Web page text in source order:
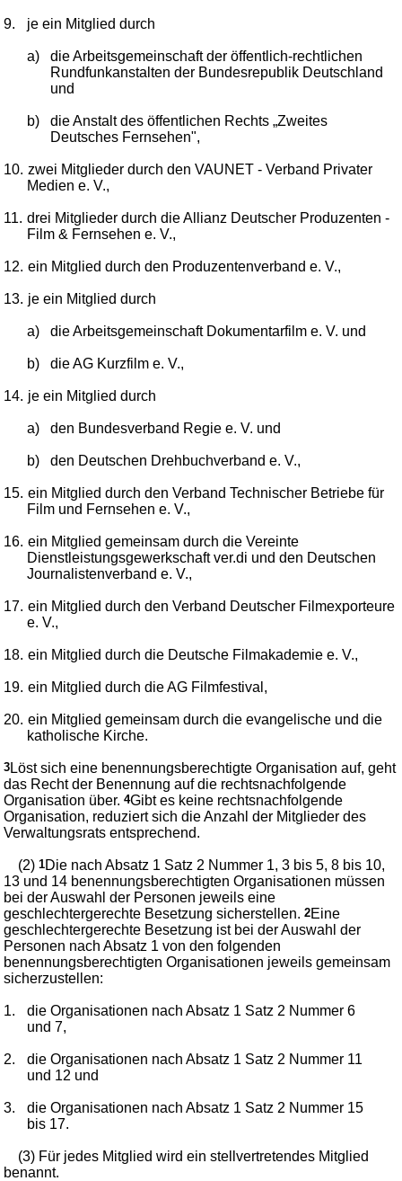
9. je ein Mitglied durch
a)
die Arbeitsgemeinschaft der öffentlich-rechtlichen
Rundfunkanstalten der Bundesrepublik Deutschland
und
b)
die Anstalt des öffentlichen Rechts „Zweites
Deutsches Fernsehen",
10. zwei Mitglieder durch den VAUNET - Verband Privater
Medien e. V.,
11. drei Mitglieder durch die Allianz Deutscher Produzenten -
Film & Fernsehen e. V.,
12. ein Mitglied durch den Produzentenverband e. V.,
13. je ein Mitglied durch
a) die Arbeitsgemeinschaft Dokumentarfilm e. V. und
b) die AG Kurzfilm e. V.,
14. je ein Mitglied durch
a) den Bundesverband Regie e. V. und
b) den Deutschen Drehbuchverband e. V.,
15. ein Mitglied durch den Verband Technischer Betriebe für
Film und Fernsehen e. V.,
16. ein Mitglied gemeinsam durch die Vereinte
Dienstleistungsgewerkschaft ver.di und den Deutschen
Journalistenverband e. V.,
17. ein Mitglied durch den Verband Deutscher Filmexporteure
e. V.,
18. ein Mitglied durch die Deutsche Filmakademie e. V.,
19. ein Mitglied durch die AG Filmfestival,
20. ein Mitglied gemeinsam durch die evangelische und die
katholische Kirche.
3 Löst sich eine benennungsberechtigte Organisation auf, geht
das Recht der Benennung auf die rechtsnachfolgende
Organisation über.4Gibt es keine rechtsnachfolgende
Organisation, reduziert sich die Anzahl der Mitglieder des
Verwaltungsrats entsprechend.
(2)1Die nach Absatz 1 Satz 2 Nummer 1, 3 bis 5, 8 bis 10,
13 und 14 benennungsberechtigten Organisationen müssen
bei der Auswahl der Personen jeweils eine
geschlechtergerechte Besetzung sicherstellen.2Eine
geschlechtergerechte Besetzung ist bei der Auswahl der
Personen nach Absatz 1 von den folgenden
benennungsberechtigten Organisationen jeweils gemeinsam
sicherzustellen:
1.
die Organisationen nach Absatz 1 Satz 2 Nummer 6
und 7,
2.
die Organisationen nach Absatz 1 Satz 2 Nummer 11
und 12 und
3.
die Organisationen nach Absatz 1 Satz 2 Nummer 15
bis 17.
(3) Für jedes Mitglied wird ein stellvertretendes Mitglied
benannt.